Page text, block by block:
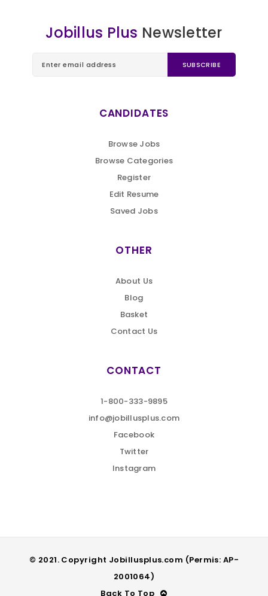
Jobillus Plus Newsletter
CANDIDATES
Browse Jobs
Browse Categories
Register
Edit Resume
Saved Jobs
OTHER
About Us
Blog
Basket
Contact Us
CONTACT
1-800-333-9895
info@jobillusplus.com
Facebook
Twitter
Instagram
© 2021. Copyright Jobillusplus.com (Permis: AP-
2001064)
Back To Top